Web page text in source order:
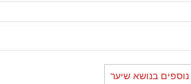
בנושא שיער